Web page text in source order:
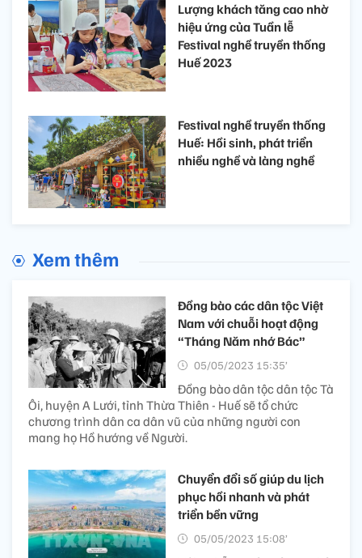
Lượng khách tăng cao nhờ
hiệu ứng của Tuần lễ
Festival nghề truyền thống
Huế 2023
Festival nghề truyền thống
Huế: Hồi sinh, phát triển
nhiều nghề và làng nghề
Xem thêm
Đồng bào các dân tộc Việt
Nam với chuỗi hoạt động
“Tháng Năm nhớ Bác”
05/05/2023 15:35’
Đồng bào dân tộc dân tộc Tà
Ôi, huyện A Lưới, tỉnh Thừa Thiên - Huế sẽ tổ chức
chương trình dân ca dân vũ của những người con
mang họ Hồ hướng về Người.
Chuyển đổi số giúp du lịch
phục hồi nhanh và phát
triển bền vững
05/05/2023 15:08’